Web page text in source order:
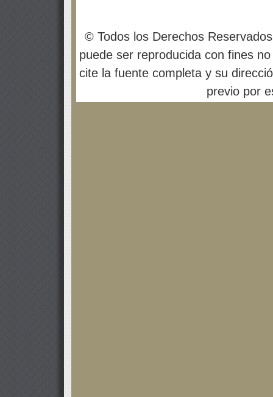
© Todos los Derechos
puede ser reproducida con fines
cite la fuente completa y su
previo por